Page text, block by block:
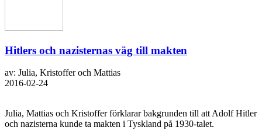
Hitlers och nazisternas väg till makten
av: Julia, Kristoffer och Mattias
2016-02-24
Julia, Mattias och Kristoffer förklarar bakgrunden till att Adolf Hitler
och nazisterna kunde ta makten i Tyskland på 1930-talet.